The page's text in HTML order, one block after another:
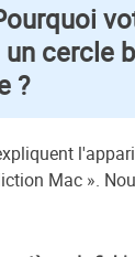
cercle
?
Mac ».